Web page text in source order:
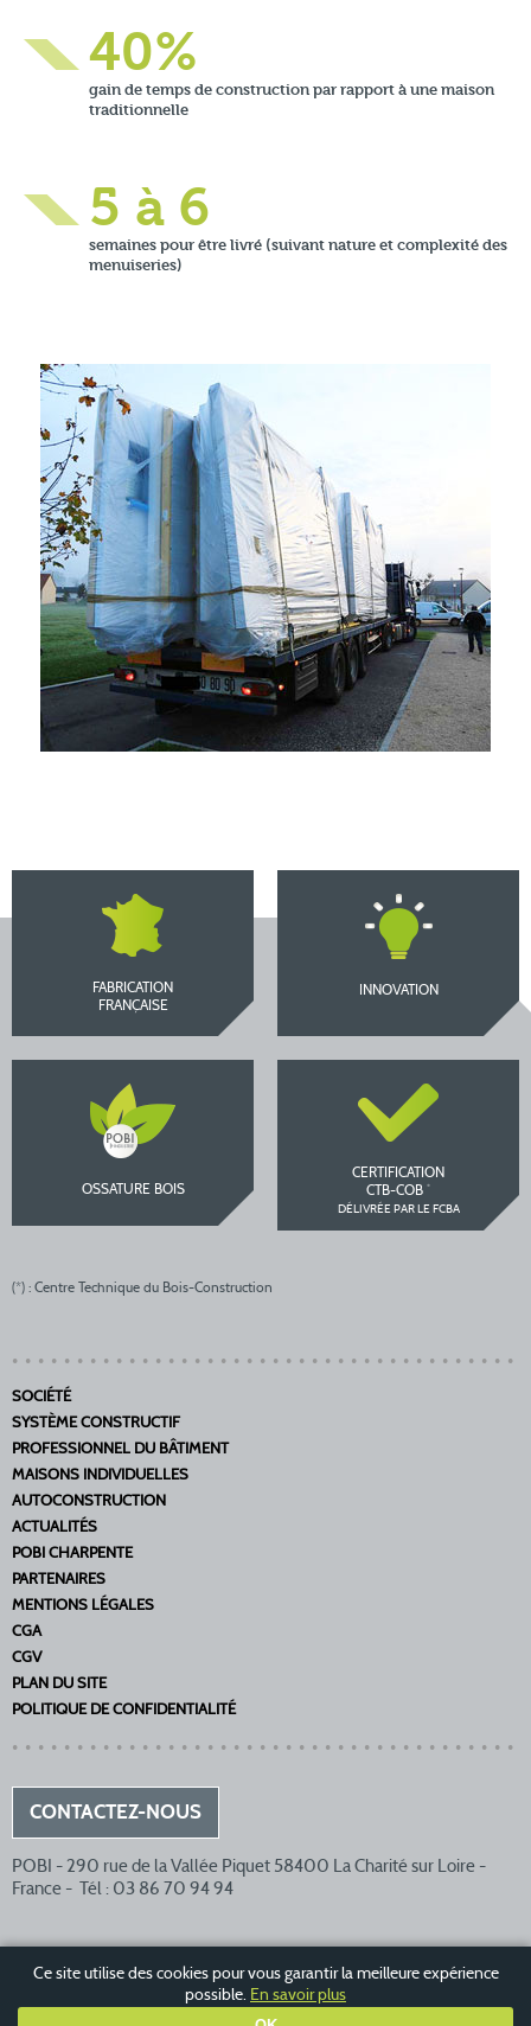
40%
gain de temps de construction par rapport à une maison
traditionnelle
5 à 6
semaines pour être livré (suivant nature et complexité des
menuiseries)
FABRICATION
FRANÇAISE
INNOVATION
OSSATURE BOIS
CERTIFICATION
CTB-COB *
DÉLIVRÉE PAR LE FCBA
(*) : Centre Technique du Bois-Construction
SOCIÉTÉ
SYSTÈME CONSTRUCTIF
PROFESSIONNEL DU BÂTIMENT
MAISONS INDIVIDUELLES
AUTOCONSTRUCTION
ACTUALITÉS
POBI CHARPENTE
PARTENAIRES
MENTIONS LÉGALES
CGA
CGV
PLAN DU SITE
POLITIQUE DE CONFIDENTIALITÉ
CONTACTEZ-NOUS
POBI - 290 rue de la Vallée Piquet 58400 La Charité sur Loire -
France - Tél : 03 86 70 94 94
Ce site utilise des cookies pour vous garantir la meilleure expérience
possible. En savoir plus